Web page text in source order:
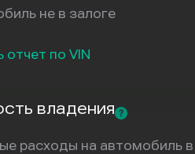
не в залоге
отчет по VIN
владения
расходы на автомобиль в